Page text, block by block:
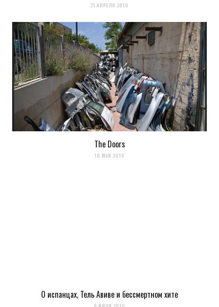
Сохранить моё имя, email и адрес сайта в этом браузере для
последующих моих комментариев.
21 АПРЕЛЯ 2010
The Doors
10 МАЯ 2010
О испанцах, Тель Авиве и бессмертном хите